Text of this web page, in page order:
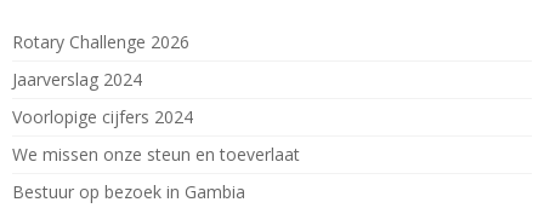
Rotary Challenge 2026
Jaarverslag 2024
Voorlopige cijfers 2024
We missen onze steun en toeverlaat
Bestuur op bezoek in Gambia